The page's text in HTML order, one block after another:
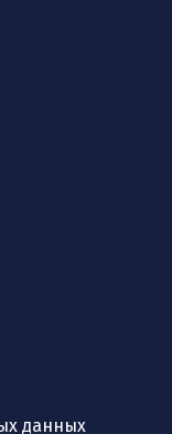
данных